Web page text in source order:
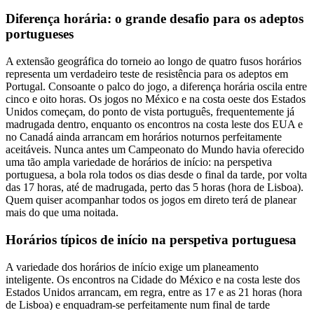
Diferença horária: o grande desafio para os adeptos
portugueses
A extensão geográfica do torneio ao longo de quatro fusos horários
representa um verdadeiro teste de resistência para os adeptos em
Portugal. Consoante o palco do jogo, a diferença horária oscila entre
cinco e oito horas. Os jogos no México e na costa oeste dos Estados
Unidos começam, do ponto de vista português, frequentemente já
madrugada dentro, enquanto os encontros na costa leste dos EUA e
no Canadá ainda arrancam em horários noturnos perfeitamente
aceitáveis. Nunca antes um Campeonato do Mundo havia oferecido
uma tão ampla variedade de horários de início: na perspetiva
portuguesa, a bola rola todos os dias desde o final da tarde, por volta
das 17 horas, até de madrugada, perto das 5 horas (hora de Lisboa).
Quem quiser acompanhar todos os jogos em direto terá de planear
mais do que uma noitada.
Horários típicos de início na perspetiva portuguesa
A variedade dos horários de início exige um planeamento
inteligente. Os encontros na Cidade do México e na costa leste dos
Estados Unidos arrancam, em regra, entre as 17 e as 21 horas (hora
de Lisboa) e enquadram-se perfeitamente num final de tarde